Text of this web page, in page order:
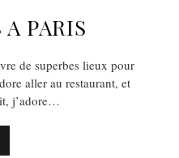
PARIS
de superbes lieux pour
aller au restaurant, et
j’adore…